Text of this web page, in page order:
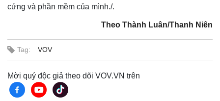
cứng và phần mềm của mình./.
Theo Thành Luân/Thanh Niên
Tag: VOV
Mời quý độc giả theo dõi VOV.VN trên